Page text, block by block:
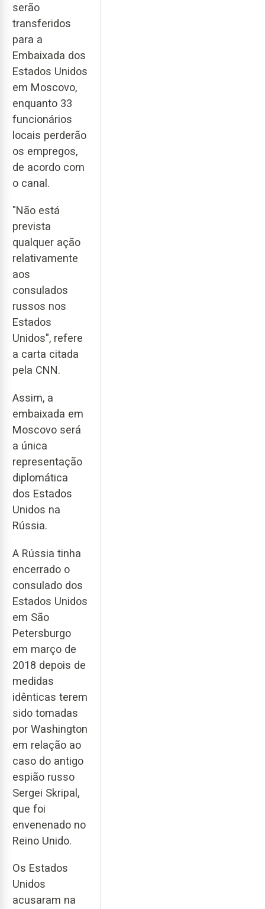
serão
transferidos
para a
Embaixada dos
Estados Unidos
em Moscovo,
enquanto 33
funcionários
locais perderão
os empregos,
de acordo com
o canal.
"Não está
prevista
qualquer ação
relativamente
aos
consulados
russos nos
Estados
Unidos", refere
a carta citada
pela CNN.
Assim, a
embaixada em
Moscovo será
a única
representação
diplomática
dos Estados
Unidos na
Rússia.
A Rússia tinha
encerrado o
consulado dos
Estados Unidos
em São
Petersburgo
em março de
2018 depois de
medidas
idênticas terem
sido tomadas
por Washington
em relação ao
caso do antigo
espião russo
Sergei Skripal,
que foi
envenenado no
Reino Unido.
Os Estados
Unidos
acusaram na